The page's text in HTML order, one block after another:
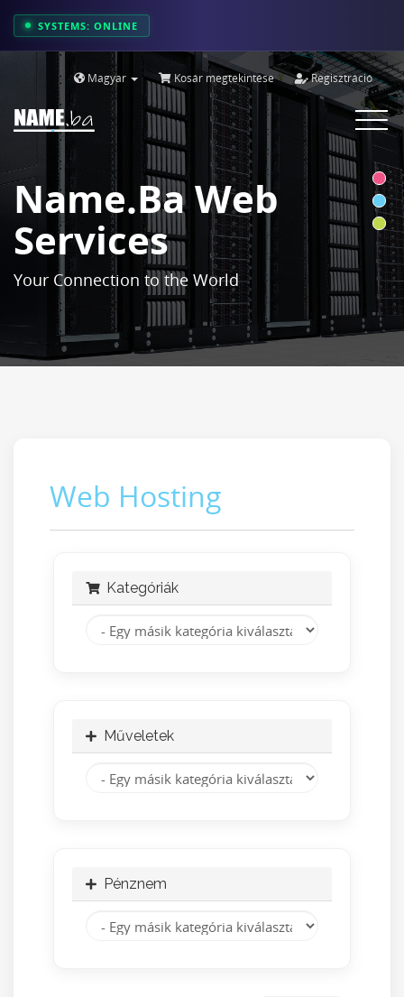
SYSTEMS: ONLINE
Magyar Kosár megtekintése Regisztráció
Toggle
Name.ba Web
Services
Your Connection to the World
Web Hosting
Kategóriák
Műveletek
Pénznem